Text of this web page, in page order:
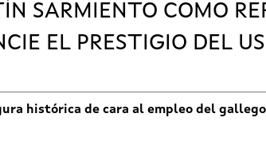
SARMIENTO COMO
EL PRESTIGIO DEL
histórica de cara al empleo del